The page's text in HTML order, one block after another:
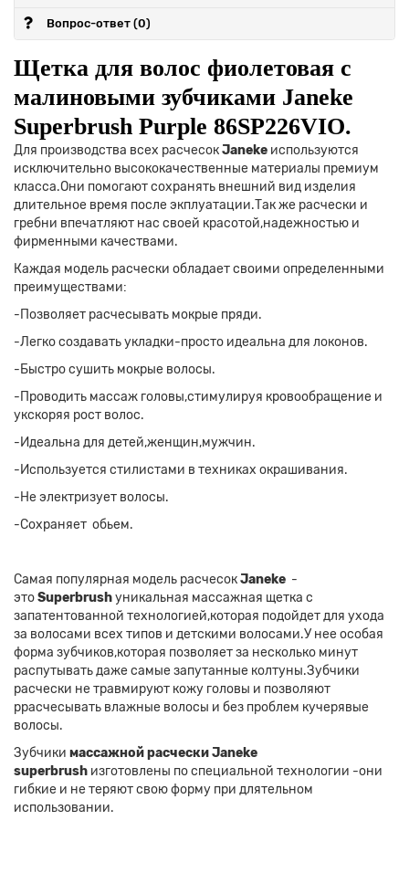
Вопрос-ответ (0)
Щетка для волос фиолетовая с
малиновыми зубчиками Janeke
Superbrush Purple 86SP226VIO.
Для производства всех расчесокJaneke используются
исключительно высококачественные материалы премиум
класса.Они помогают сохранять внешний вид изделия
длительное время после экплуатации.Так же расчески и
гребни впечатляют нас своей красотой,надежностью и
фирменными качествами.
Каждая модель расчески обладает своими определенными
преимуществами:
-Позволяет расчесывать мокрые пряди.
-Легко создавать укладки-просто идеальна для локонов.
-Быстро сушить мокрые волосы.
-Проводить массаж головы,стимулируя кровообращение и
укскоряя рост волос.
-Идеальна для детей,женщин,мужчин.
-Используется стилистами в техниках окрашивания.
-Не электризует волосы.
-Сохраняет обьем.
Самая популярная модель расчесокJaneke -
этоSuperbrushуникальная массажная щетка с
запатентованной технологией,которая подойдет для ухода
за волосами всех типов и детскими волосами.У нее особая
форма зубчиков,которая позволяет за несколько минут
распутывать даже самые запутанные колтуны.Зубчики
расчески не травмируют кожу головы и позволяют
ррасчесывать влажные волосы и без проблем кучерявые
волосы.
Зубчики массажной расчески Janeke
superbrush изготовлены по специальной технологии -они
гибкие и не теряют свою форму при длятельном
использовании.